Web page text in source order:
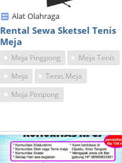
Alat Olahraga
Rental Sewa Sketsel Tenis
Meja
Meja Pingpong
Meja Tenis
Meja
Tenis Meja
Meja Pimpong